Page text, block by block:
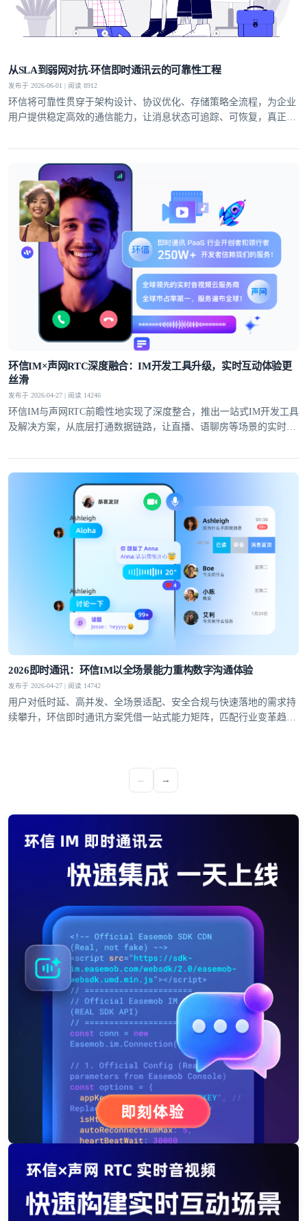
从SLA到弱网对抗-环信即时通讯云的可靠性工程
发布于 2026-06-01 | 阅读 8912
环信将可靠性贯穿于架构设计、协议优化、存储策略全流程，为企业
用户提供稳定高效的通信能力，让消息状态可追踪、可恢复，真正实
环信IM×声网RTC深度融合：IM开发工具升级，实时互动体验更
丝滑
发布于 2026-04-27 | 阅读 14246
环信IM与声网RTC前瞻性地实现了深度整合，推出一站式IM开发工具
及解决方案，从底层打通数据链路，让直播、语聊房等场景的实时互
2026即时通讯：环信IM以全场景能力重构数字沟通体验
发布于 2026-04-27 | 阅读 14742
用户对低时延、高并发、全场景适配、安全合规与快速落地的需求持
续攀升，环信即时通讯方案凭借一站式能力矩阵，匹配行业变革趋
← →
我已阅读并同意 通讯云服务条款和 通讯云隐私政策
提交
不了，谢谢
登录客服云